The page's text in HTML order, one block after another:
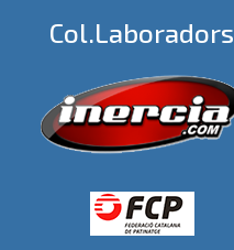
Col.laboradors